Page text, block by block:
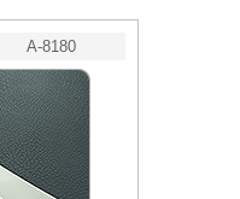
A-8180